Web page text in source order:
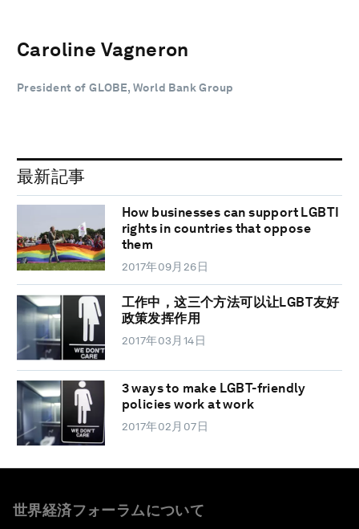
Caroline Vagneron
President of GLOBE, World Bank Group
最新記事
How businesses can support LGBTI
rights in countries that oppose
them
2017年09月26日
工作中，这三个方法可以让LGBT友好
政策发挥作用
2017年03月14日
3 ways to make LGBT-friendly
policies work at work
2017年02月07日
世界経済フォーラムについて